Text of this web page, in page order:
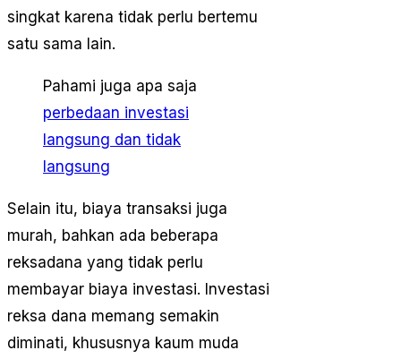
singkat karena tidak perlu bertemu
satu sama lain.
Pahami juga apa saja
perbedaan investasi
langsung dan tidak
langsung
Selain itu, biaya transaksi juga
murah, bahkan ada beberapa
reksadana yang tidak perlu
membayar biaya investasi. Investasi
reksa dana memang semakin
diminati, khususnya kaum muda